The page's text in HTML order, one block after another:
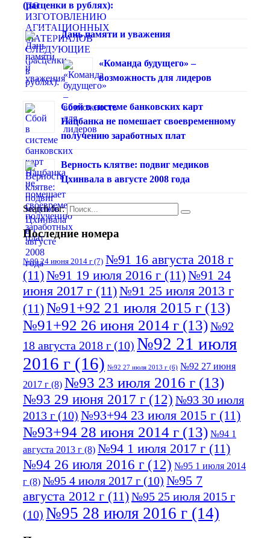
(расценки в рублях):
Дань памяти и уважения
«Команда будущего» –
возможность для лидеров
Сбой в системе банковских карт
Нацбанка не помешает своевременному
получению заработных плат
Верность клятве: подвиг медиков
Цхинвала в августе 2008 года
Search for:
Последние номера
№90 24 июня 2014 г (7) №91 16 августа 2018 г
(11)№91 19 июля 2016 г (11)№91 24
июня 2017 г (11)№91 25 июля 2013 г
(11)№91+92 21 июля 2015 г (13)
№91+92 26 июня 2014 г (13)№92
18 августа 2018 г (10) №92 21 июля
2016 г (16) №92 27 июля 2013 г (6) №92 27 июня
2017 г (8) №93 23 июля 2016 г (13)
№93 29 июня 2017 г (12) №93 30 июля
2013 г (10) №93+94 23 июля 2015 г (11)
№93+94 28 июня 2014 г (13) №94 1
августа 2013 г (8) №94 1 июля 2017 г (11)
№94 26 июля 2016 г (12) №95 1 июля 2014
г (8) №95 4 июля 2017 г (10) №95 7
августа 2012 г (11)№95 25 июля 2015 г
(10) №95 28 июля 2016 г (14)